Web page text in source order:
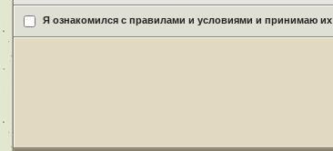
Я ознакомился с правилами и условиями и принимаю их